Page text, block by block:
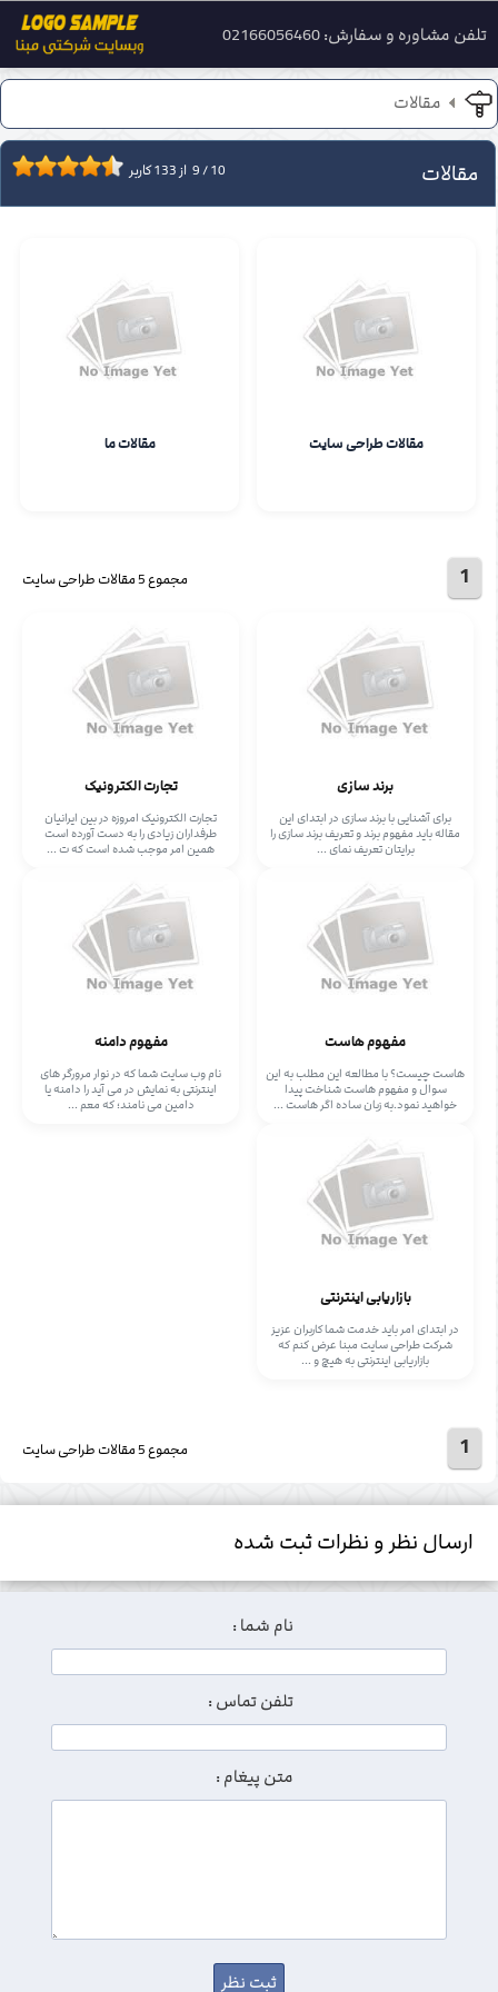
مقالات
مقالات 9/10 از 133کاربر
مقالات طراحی سایت مقالات ما
1 مجموع 5 مقالات طراحی سایت
برند سازی
برای آشنایی با برند سازی در ابتدای این
مقاله باید مفهوم برند و تعریف برند سازی را
برایتان تعریف نمای ...
تجارت الکترونیک
تجارت الکترونیک امروزه در بین ایرانیان
طرفداران زیادی را به دست آورده است
همین امر موجب شده است که ت ...
مفهوم هاست
هاست چیست؟ با مطالعه این مطلب به این
سوال و مفهوم هاست شناخت پیدا
خواهید نمود.به زبان ساده اگر هاست ...
مفهوم دامنه
نام وب سایت شما که در نوار مرورگر های
اینترنتی به نمایش در می آید را دامنه یا
دامین می نامند؛ که معم ...
بازاریابی اینترنتی
در ابتدای امر باید خدمت شما کاربران عزیز
شرکت طراحی سایت مبنا عرض کنم که
بازاریابی اینترنتی به هیچ و ...
1 مجموع 5 مقالات طراحی سایت
ارسال نظر و نظرات ثبت شده
نام شما :
تلفن تماس :
متن پیغام :
تلفن مشاوره و سفارش: 02166056460